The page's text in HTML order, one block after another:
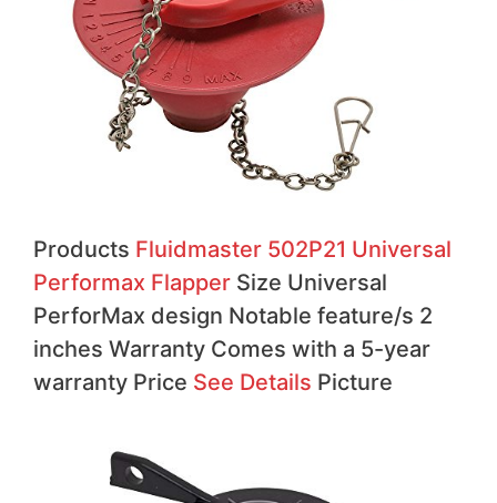
Products Fluidmaster 502P21 Universal
Performax Flapper Size Universal
PerforMax design Notable feature/s 2
inches Warranty Comes with a 5-year
warranty Price See Details Picture